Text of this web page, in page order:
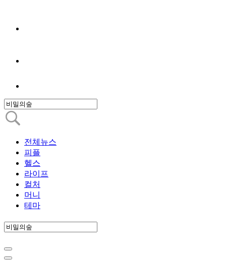
전체뉴스
피플
헬스
라이프
컬처
머니
테마